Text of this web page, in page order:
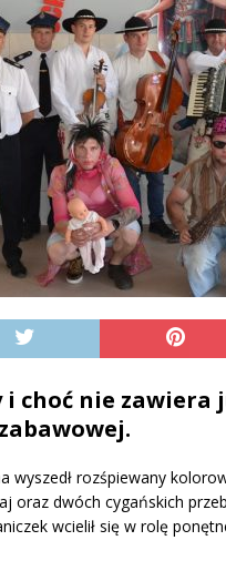
choć nie zawiera
wyszedł rozśpiewany
oraz dwóch cygańskich
wcielił się w rolę